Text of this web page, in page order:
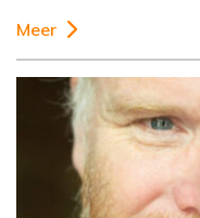
Meer